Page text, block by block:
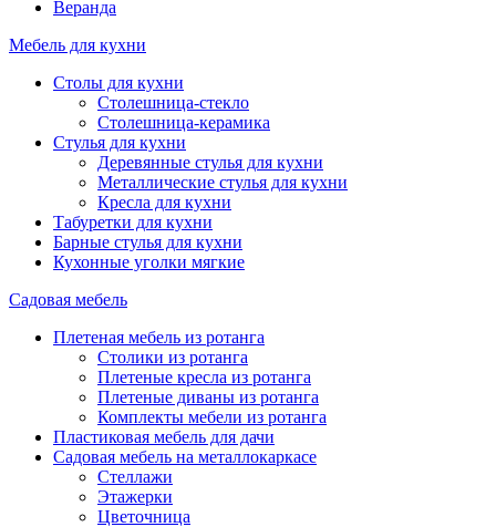
Веранда
Мебель для кухни
Столы для кухни
Столешница-стекло
Столешница-керамика
Стулья для кухни
Деревянные стулья для кухни
Металлические стулья для кухни
Кресла для кухни
Табуретки для кухни
Барные стулья для кухни
Кухонные уголки мягкие
Садовая мебель
Плетеная мебель из ротанга
Столики из ротанга
Плетеные кресла из ротанга
Плетеные диваны из ротанга
Комплекты мебели из ротанга
Пластиковая мебель для дачи
Садовая мебель на металлокаркасе
Стеллажи
Этажерки
Цветочница